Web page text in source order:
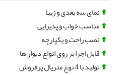
نمای سه بعدی و زیبا
مناسب خواب و پذیرایی
نصب راحت و یکپارچه
قابل اجرا بر روی انواع دیوار ها
تولید با 4 نوع متریال پرفروش